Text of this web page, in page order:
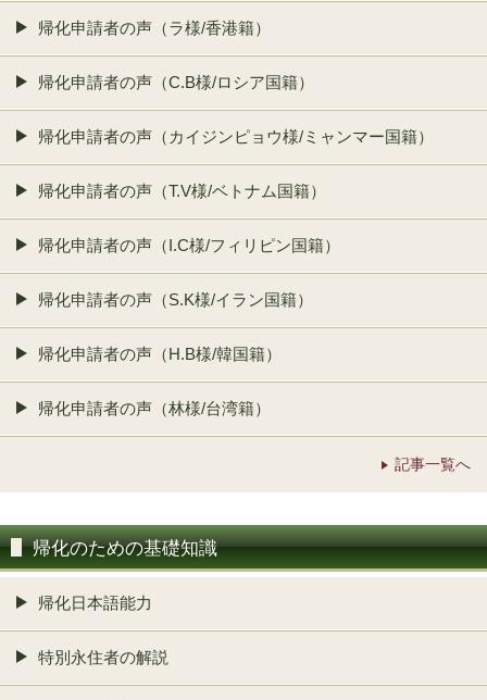
帰化申請者の声（ラ様/香港籍）
帰化申請者の声（C.B様/ロシア国籍）
帰化申請者の声（カイジンピョウ様/ミャンマー国籍）
帰化申請者の声（T.V様/ベトナム国籍）
帰化申請者の声（I.C様/フィリピン国籍）
帰化申請者の声（S.K様/イラン国籍）
帰化申請者の声（H.B様/韓国籍）
帰化申請者の声（林様/台湾籍）
記事一覧へ
帰化のための基礎知識
帰化日本語能力
特別永住者の解説